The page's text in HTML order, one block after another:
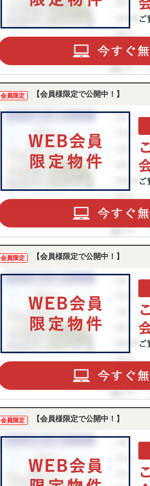
会員限定 【会員様限定で公開中！】
会員限定 【会員様限定で公開中！】
会員限定 【会員様限定で公開中！】